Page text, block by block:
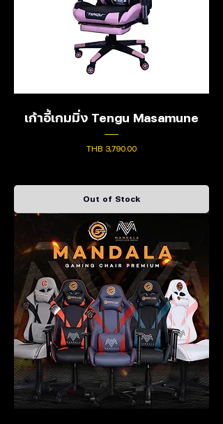
เก้าอี้เกมมิ่ง Tengu Masamune
Price
THB 3,790.00
Out of Stock